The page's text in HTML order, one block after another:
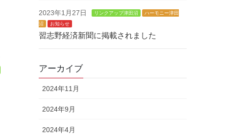
2023年1月27日 リンクアップ津田沼
ハーモニー津田
沼
お知らせ
習志野経済新聞に掲載されました
アーカイブ
2024年11月
2024年9月
2024年4月